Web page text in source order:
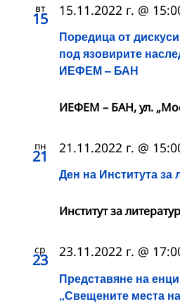
вт
15
Поредица от
под язовирите
ИЕФЕМ – БАН
15.11.2022 г. @
ИЕФЕМ – БАН, ул.
пн
21
Ден на Института за
21.11.2022 г. @
Институт за
ср
23
Представяне на
„Свещените места
23.11.2022 г. @